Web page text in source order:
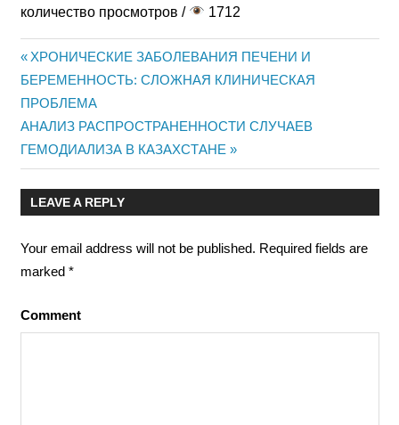
количество просмотров / 1712
Post
navigation
Previous
Post:
ХРОНИЧЕСКИЕ ЗАБОЛЕВАНИЯ ПЕЧЕНИ И
БЕРЕМЕННОСТЬ: СЛОЖНАЯ КЛИНИЧЕСКАЯ
ПРОБЛЕМА
Next
Post:
АНАЛИЗ РАСПРОСТРАНЕННОСТИ СЛУЧАЕВ
ГЕМОДИАЛИЗА В КАЗАХСТАНЕ
LEAVE A REPLY
Your email address will not be published. Required fields are
marked *
Comment